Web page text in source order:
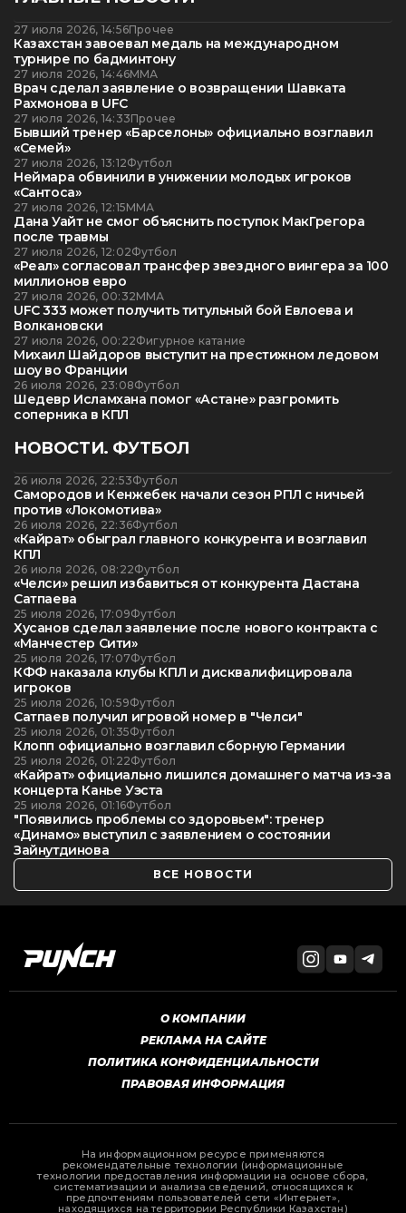
27 июля 2026, 14:56Прочее
Казахстан завоевал медаль на международном
турнире по бадминтону
27 июля 2026, 14:46ММА
Врач сделал заявление о возвращении Шавката
Рахмонова в UFC
27 июля 2026, 14:33Прочее
Бывший тренер «Барселоны» официально возглавил
«Семей»
27 июля 2026, 13:12Футбол
Неймара обвинили в унижении молодых игроков
«Сантоса»
27 июля 2026, 12:15ММА
Дана Уайт не смог объяснить поступок МакГрегора
после травмы
27 июля 2026, 12:02Футбол
«Реал» согласовал трансфер звездного вингера за 100
миллионов евро
27 июля 2026, 00:32ММА
UFC 333 может получить титульный бой Евлоева и
Волкановски
27 июля 2026, 00:22Фигурное катание
Михаил Шайдоров выступит на престижном ледовом
шоу во Франции
26 июля 2026, 23:08Футбол
Шедевр Исламхана помог «Астане» разгромить
соперника в КПЛ
НОВОСТИ. ФУТБОЛ
26 июля 2026, 22:53Футбол
Самородов и Кенжебек начали сезон РПЛ с ничьей
против «Локомотива»
26 июля 2026, 22:36Футбол
«Кайрат» обыграл главного конкурента и возглавил
КПЛ
26 июля 2026, 08:22Футбол
«Челси» решил избавиться от конкурента Дастана
Сатпаева
25 июля 2026, 17:09Футбол
Хусанов сделал заявление после нового контракта с
«Манчестер Сити»
25 июля 2026, 17:07Футбол
КФФ наказала клубы КПЛ и дисквалифицировала
игроков
25 июля 2026, 10:59Футбол
Сатпаев получил игровой номер в "Челси"
25 июля 2026, 01:35Футбол
Клопп официально возглавил сборную Германии
25 июля 2026, 01:22Футбол
«Кайрат» официально лишился домашнего матча из-за
концерта Канье Уэста
25 июля 2026, 01:16Футбол
"Появились проблемы со здоровьем": тренер
«Динамо» выступил с заявлением о состоянии
Зайнутдинова
ВСЕ НОВОСТИ
О КОМПАНИИ
РЕКЛАМА НА САЙТЕ
ПОЛИТИКА КОНФИДЕНЦИАЛЬНОСТИ
ПРАВОВАЯ ИНФОРМАЦИЯ
На информационном ресурсе применяются
рекомендательные технологии (информационные
технологии предоставления информации на основе сбора,
систематизации и анализа сведений, относящихся к
предпочтениям пользователей сети «Интернет»,
находящихся на территории Республики Казахстан)